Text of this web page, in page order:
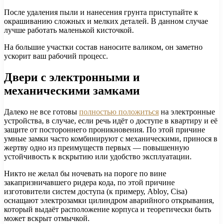
После удаления пыли и нанесения грунта приступайте к
окрашиванию сложных и мелких деталей. В данном случае
лучше работать маленькой кисточкой.
На большие участки состав наносите валиком, он заметно
ускорит ваш рабочий процесс.
Двери с электронными и
механическими замками
Далеко не все готовы полностью положиться на электронные
устройства, в случае, если речь идёт о доступе в квартиру и её
защите от постороннего проникновения. По этой причине
умные замки часто комбинируют с механическими, принося в
жертву одно из преимуществ первых — повышенную
устойчивость к вскрытию или удобство эксплуатации.
Никто не желал бы ночевать на пороге по вине
закапризничавшего ридера кода, по этой причине
изготовители систем доступа (к примеру, Abloy, Cisa)
оснащают электрозамки цилиндром аварийного открывания,
который выдаёт расположение корпуса и теоретически быть
может вскрыт отмычкой.